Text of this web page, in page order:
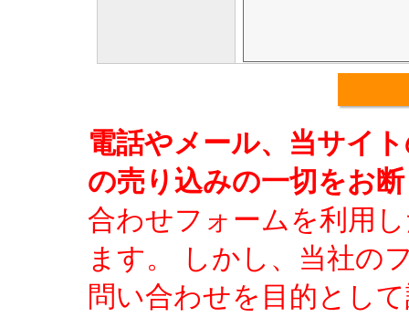
電話やメール、当サイ
の売り込みの一切をお
合わせフォームを利用
ます。 しかし、当社の
問い合わせを目的とし